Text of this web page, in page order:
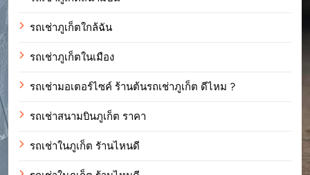
รถเช่าภูเก็ตใกล้ฉัน
รถเช่าภูเก็ตในเมือง
รถเช่ามอเตอร์ไซค์ ร้านต้นรถเช่าภูเก็ต ดีไหม ?
รถเช่าสนามบินภูเก็ต ราคา
รถเช่าในภูเก็ต รัานไหนดี